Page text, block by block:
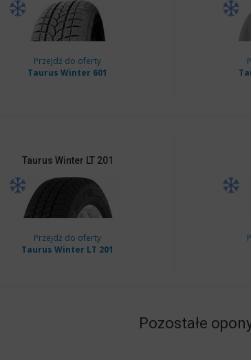
Przejdź do oferty
Taurus Winter 601
Taurus Winter LT 201
Przejdź do oferty
Taurus Winter LT 201
Pozostałe